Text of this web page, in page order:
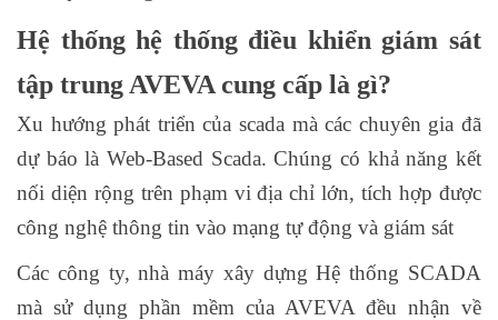
Hệ thống hệ thống điều khiển giám sát
tập trung AVEVA cung cấp là gì?
Xu hướng phát triển của scada mà các chuyên gia đã
dự báo là Web-Based Scada. Chúng có khả năng kết
nối diện rộng trên phạm vi địa chỉ lớn, tích hợp được
công nghệ thông tin vào mạng tự động và giám sát
Các công ty, nhà máy xây dựng Hệ thống SCADA
mà sử dụng phần mềm của AVEVA đều nhận về